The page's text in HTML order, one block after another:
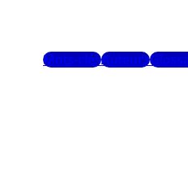
Mots-clésAuteurs